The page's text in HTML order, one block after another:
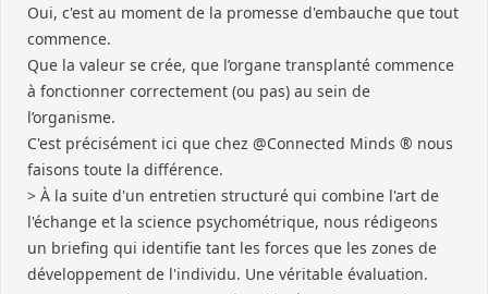
Oui, c'est au moment de la promesse d'embauche que tout
commence.
Que la valeur se crée, que l’organe transplanté commence
à fonctionner correctement (ou pas) au sein de
l’organisme.
C'est précisément ici que chez @Connected Minds ® nous
faisons toute la différence.
> À la suite d'un entretien structuré qui combine l'art de
l'échange et la science psychométrique, nous rédigeons
un briefing qui identifie tant les forces que les zones de
développement de l'individu. Une véritable évaluation.